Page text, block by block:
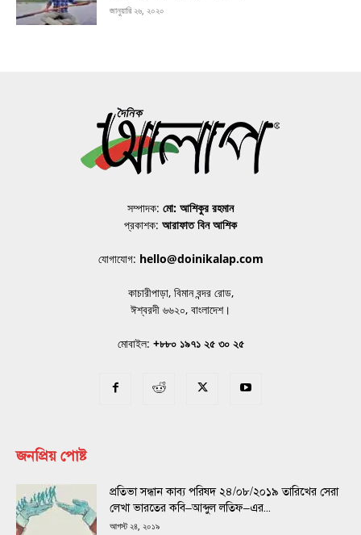
জানুয়ারি ২৬, ২০২০
সম্পাদক: মো: আশিকুর রহমান
প্রকাশক: আরাফাত বিন আশিক
যোগাযোগ: hello@doinikalap.com
কাচারীপাড়া, বিমান বন্দর রোড,
ঈশ্বরদী ৬৬২০, বাংলাদেশ।
মোবাইল: +৮৮০ ১৯৭১ ২৫ ৩০ ২৫
জনপ্রিয় পোষ্ট
প্রতিভা সন্ধান কাব্য পরিষদ ২৪/০৮/২০১৯ তারিখের সেরা
লেখা ভারতের কবি–আব্দুল লতিফ–এর...
আগস্ট ২৪, ২০১৯